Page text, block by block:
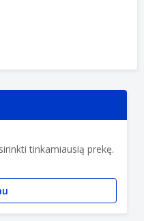
tinkamiausią prekę.